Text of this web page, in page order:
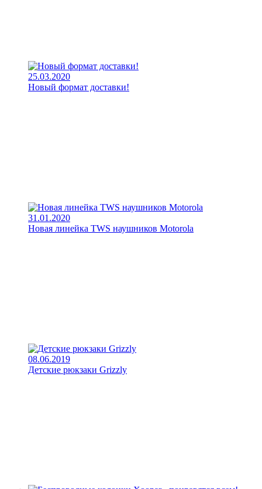
25.03.2020
Новый формат доставки!
31.01.2020
Новая линейка TWS наушников Motorola
08.06.2019
Детские рюкзаки Grizzly